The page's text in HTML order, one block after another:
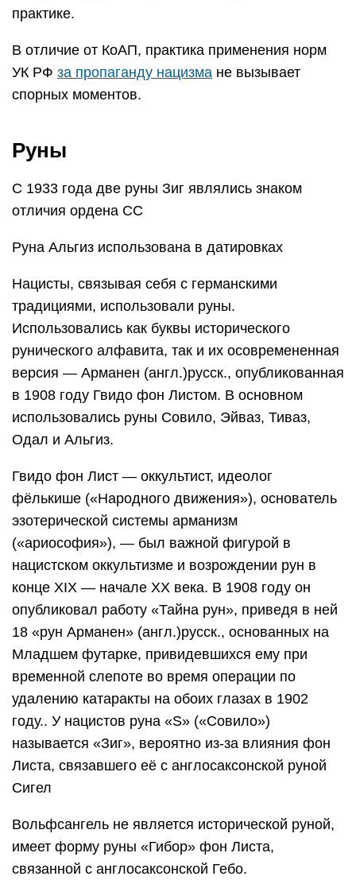
практике.
В отличие от КоАП, практика применения норм
УК РФ за пропаганду нацизма не вызывает
спорных моментов.
Руны
С 1933 года две руны Зиг являлись знаком
отличия ордена СС
Руна Альгиз использована в датировках
Нацисты, связывая себя с германскими
традициями, использовали руны.
Использовались как буквы исторического
рунического алфавита, так и их осовремененная
версия — Арманен (англ.)русск., опубликованная
в 1908 году Гвидо фон Листом. В основном
использовались руны Совило, Эйваз, Тиваз,
Одал и Альгиз.
Гвидо фон Лист — оккультист, идеолог
фёлькише («Народного движения»), основатель
эзотерической системы арманизм
(«ариософия»), — был важной фигурой в
нацистском оккультизме и возрождении рун в
конце XIX — начале XX века. В 1908 году он
опубликовал работу «Тайна рун», приведя в ней
18 «рун Арманен» (англ.)русск., основанных на
Младшем футарке, привидевшихся ему при
временной слепоте во время операции по
удалению катаракты на обоих глазах в 1902
году.. У нацистов руна «S» («Совило»)
называется «Зиг», вероятно из-за влияния фон
Листа, связавшего её с англосаксонской руной
Сигел
Вольфсангель не является исторической руной,
имеет форму руны «Гибор» фон Листа,
связанной с англосаксонской Гебо.